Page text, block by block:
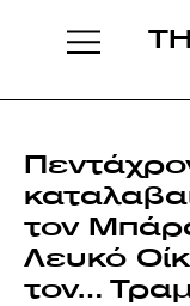
τον
Λευκό
τον…